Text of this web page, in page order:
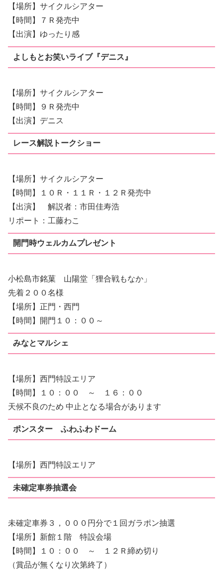
【場所】サイクルシアター
【時間】７Ｒ発売中
【出演】ゆったり感
よしもとお笑いライブ『デニス』
【場所】サイクルシアター
【時間】９Ｒ発売中
【出演】デニス
レース解説トークショー
【場所】サイクルシアター
【時間】１０Ｒ・１１Ｒ・１２Ｒ発売中
【出演】 解説者：市田佳寿浩
リポート：工藤わこ
開門時ウェルカムプレゼント
小松島市銘菓 山陽堂「狸合戦もなか」
先着２００名様
【場所】正門・西門
【時間】開門１０：００～
みなとマルシェ
【場所】西門特設エリア
【時間】１０：００ ～ １６：００
天候不良のため 中止となる場合があります
ポンスター ふわふわドーム
【場所】西門特設エリア
未確定車券抽選会
未確定車券３，０００円分で１回ガラポン抽選
【場所】新館１階 特設会場
【時間】１０：００ ～ １２Ｒ締め切り
（賞品が無くなり次第終了）